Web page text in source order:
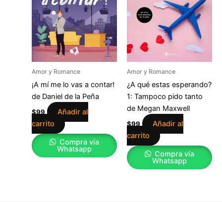
Amor y Romance
¡A mí me lo vas a contar!
de Daniel de la Peña
$99
Añadir al
carrito
Compra vía
Whatsapp
Amor y Romance
¿A qué estas esperando?
1: Tampoco pido tanto
de Megan Maxwell
$99
Añadir al
carrito
Compra vía
Whatsapp